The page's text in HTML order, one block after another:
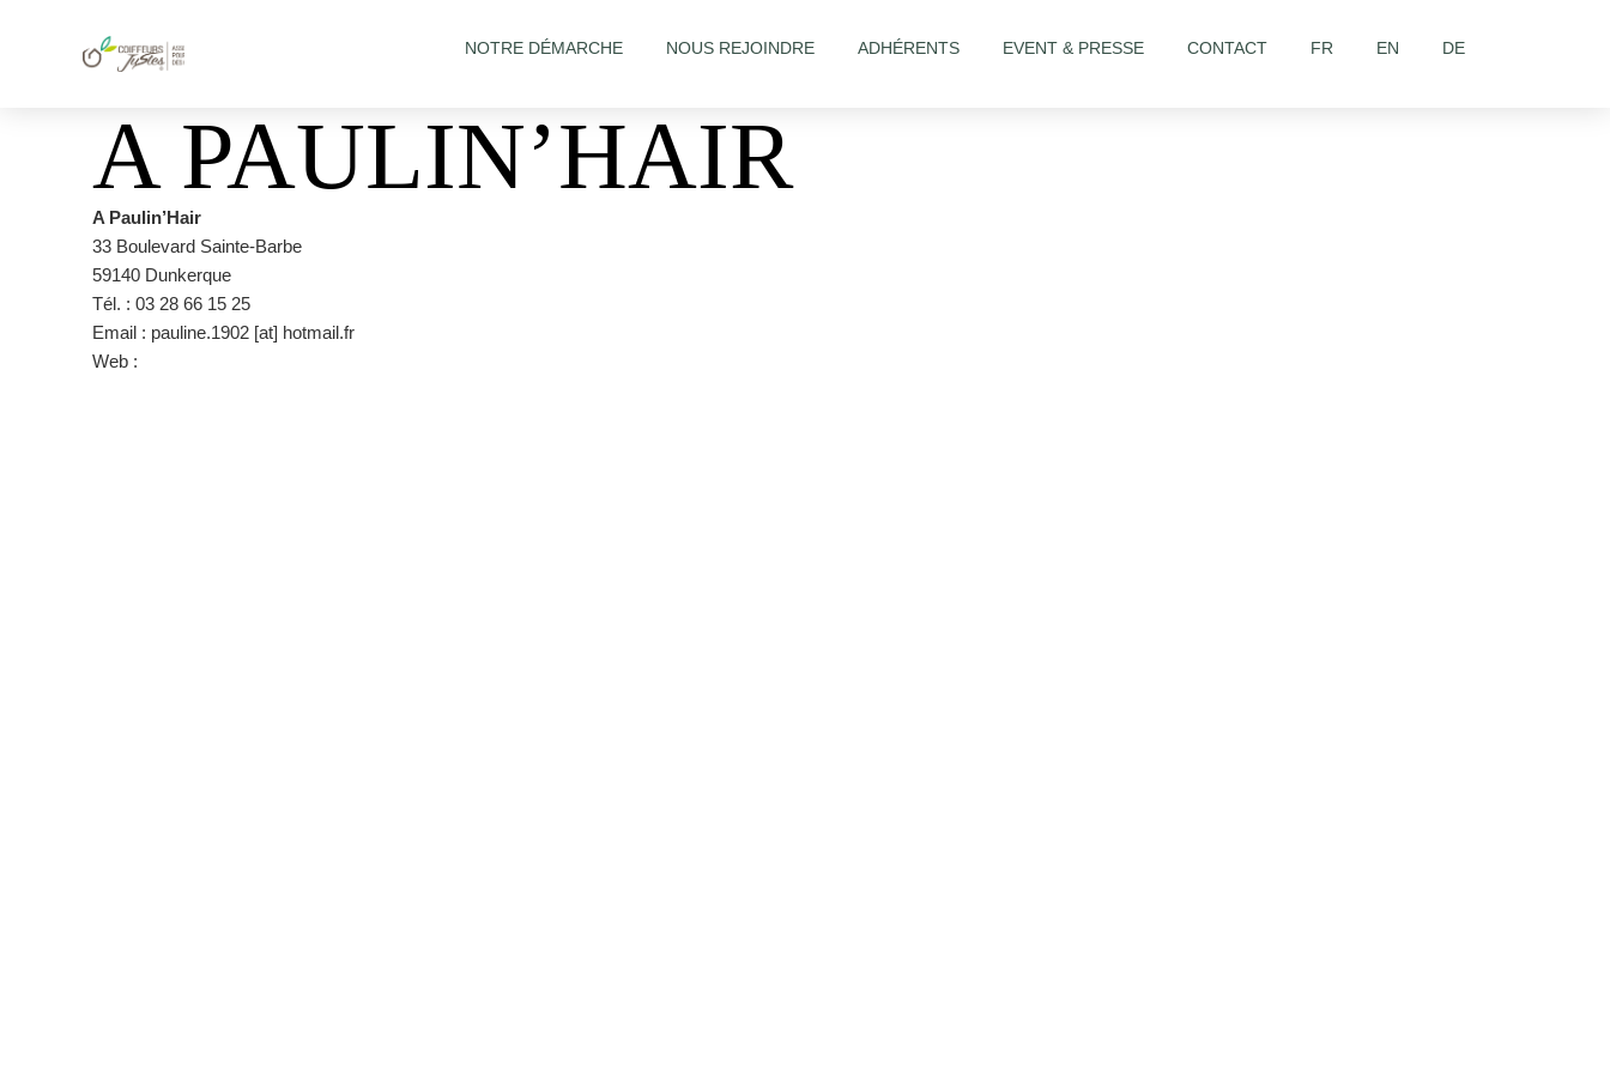
NOTRE DÉMARCHE NOUS REJOINDRE ADHÉRENTS EVENT & PRESSE CONTACT FR EN DE
A PAULIN’HAIR
A Paulin’Hair
33 Boulevard Sainte-Barbe
59140 Dunkerque
Tél. : 03 28 66 15 25
Email : pauline.1902 [at] hotmail.fr
Web :